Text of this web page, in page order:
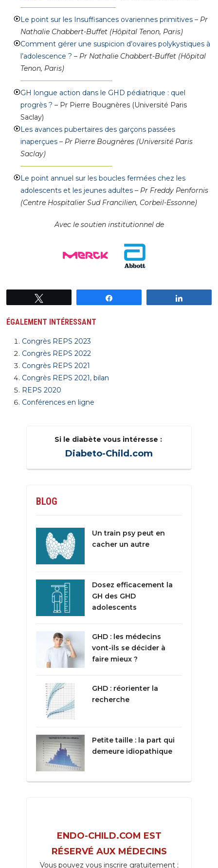
––––––––––––––––––––––––––––
Le point sur les Insuffisances ovariennes primitives – Pr
Nathalie Chabbert-Buffet (Hôpital Tenon, Paris)
Comment gérer une suspicion d’ovaires polykystiques à
l’adolescence ? – Pr Nathalie Chabbert-Buffet (Hôpital
Tenon, Paris)
–––––––––––––––––––––––––––
GH longue action dans le GHD pédiatrique : quel
progrès ? – Pr Pierre Bougnères (Université Paris
Saclay)
Les avances pubertaires des garçons passées
inaperçues–Pr Pierre Bougnères (Université Paris
Saclay)
–––––––––––––––––––––––––––
Le point annuel sur les boucles fermées chez les
adolescents et les jeunes adultes– Pr Freddy Penfornis
(Centre Hospitalier Sud Francilien, Corbeil-Essonne)
Avec le soutien institutionnel de
ÉGALEMENT INTÉRESSANT
Congrès REPS 2023
Congrès REPS 2022
Congrès REPS 2021
Congrès REPS 2021, bilan
REPS 2020
Conférences en ligne
Si le diabète vous intéresse :
Diabeto-Child.com
BLOG
Un train psy peut en
cacher un autre
Dosez efficacement la
GH des GHD
adolescents
GHD : les médecins
vont-ils se décider à
faire mieux ?
GHD : réorienter la
recherche
Petite taille : la part qui
demeure idiopathique
ENDO-CHILD.COM EST
RÉSERVÉ AUX MÉDECINS
Vous pouvez vous inscrire gratuitement ;